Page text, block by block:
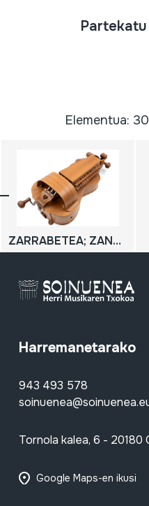
Partekatu
Elementua:
ZARRABETEA; ZANFONA
Harremanetarako
943 493 578
Tornola kalea, 6 - 20180
Google Maps-en ikusi